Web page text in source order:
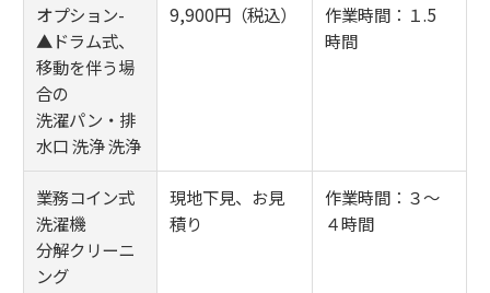
オプション-
▲ドラム式、
移動を伴う場
合の
洗濯パン・排
水口 洗浄 洗浄
9,900円（税込）
作業時間：１.5
時間
業務コイン式
洗濯機
分解クリーニ
ング
現地下見、お見
積り
作業時間：３～
４時間